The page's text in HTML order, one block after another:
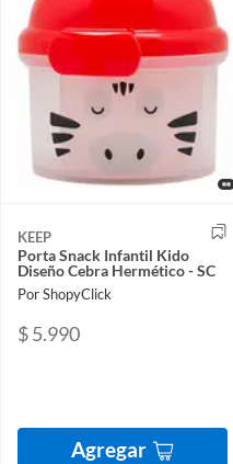
KEEP
Porta Snack Infantil Kido
Diseño Cebra Hermético - SC
Por ShopyClick
$ 5.990
Agregar